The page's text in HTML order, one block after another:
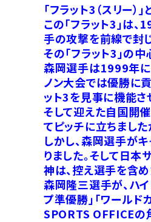
「フラット3（スリー
この「フラット3」は
手の攻撃を前線で封
その「フラット3」の
森岡選手は1999年に
ノン大会では優勝に
ット3を見事に機能さ
そして迎えた自国開
てピッチに立ちまし
しかし、森岡選手が
りました。そして日本
神は、控え選手を含
森岡隆三選手が、ハイ
プ準優勝」「ワール
SPORTS OFFICEの